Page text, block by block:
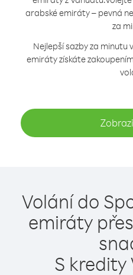
arabské emiráty – pevná
za
Nejlepší sazby za minutu
emiráty získáte
Volání do
emiráty
S